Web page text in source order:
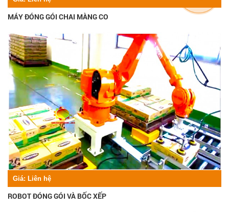
MÁY ĐÓNG GÓI CHAI MÀNG CO
Giá: Liên hệ
ROBOT ĐÓNG GÓI VÀ BỐC XẾP